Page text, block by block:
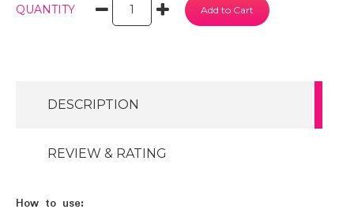
QUANTITY
DESCRIPTION
REVIEW & RATING
How to use: